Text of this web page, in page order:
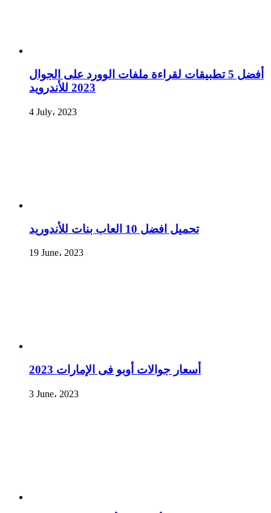
أفضل 5 تطبيقات لقراءة ملفات الوورد على الجوال
2023 للأندرويد
4 July، 2023
تحميل افضل 10 العاب بنات للأندوريد
19 June، 2023
أسعار جوالات أوبو فى الإمارات 2023
3 June، 2023